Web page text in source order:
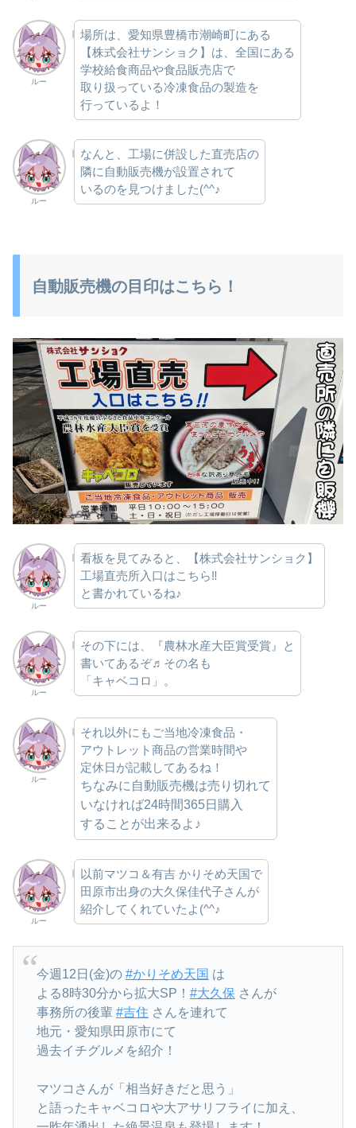
ルー
場所は、愛知県豊橋市潮崎町にある
【株式会社サンショク】は、全国にある
学校給食商品や食品販売店で
取り扱っている冷凍食品の製造を
行っているよ！
ルー
なんと、工場に併設した直売店の
隣に自動販売機が設置されて
いるのを見つけました(^^♪
自動販売機の目印はこちら！
ルー
看板を見てみると、【株式会社サンショク】
工場直売所入口はこちら‼
と書かれているね♪
ルー
その下には、『農林水産大臣賞受賞』と
書いてあるぞ♬その名も
「キャベコロ」。
ルー
それ以外にもご当地冷凍食品・
アウトレット商品の営業時間や
定休日が記載してあるね！
ちなみに自動販売機は売り切れて
いなければ24時間365日購入
することが出来るよ♪
ルー
以前マツコ＆有吉 かりそめ天国で
田原市出身の大久保佳代子さんが
紹介してくれていたよ(^^♪
今週12日(金)の #かりそめ天国 は
よる8時30分から拡大SP！ #大久保 さんが
事務所の後輩 #吉住 さんを連れて
地元・愛知県田原市にて
過去イチグルメを紹介！
マツコさんが「相当好きだと思う」
と語ったキャベコロや大アサリフライに加え、